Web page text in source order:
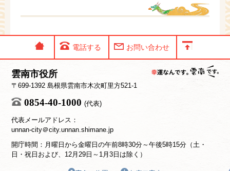
電話する お問い合わせ
雲南市役所
〒699-1392 島根県雲南市木次町里方521-1
0854-40-1000 (代表)
代表メールアドレス：
unnan-city＠city.unnan.shimane.jp
開庁時間：月曜日から金曜日の午前8時30分～午後5時15分（土・
日・祝日および、12月29日～1月3日は除く）